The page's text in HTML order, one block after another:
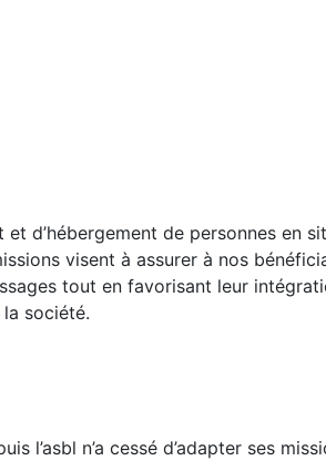
d’hébergement de personnes en
visent à assurer à nos
tout en favorisant leur
société.
l’asbl n’a cessé d’adapter ses